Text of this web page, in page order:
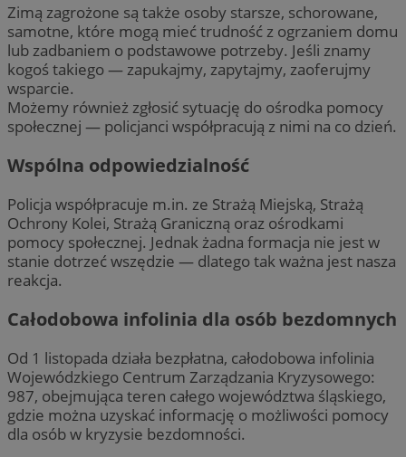
Zimą zagrożone są także osoby starsze, schorowane,
samotne, które mogą mieć trudność z ogrzaniem domu
lub zadbaniem o podstawowe potrzeby. Jeśli znamy
kogoś takiego — zapukajmy, zapytajmy, zaoferujmy
wsparcie.
Możemy również zgłosić sytuację do ośrodka pomocy
społecznej — policjanci współpracują z nimi na co dzień.
Wspólna odpowiedzialność
Policja współpracuje m.in. ze Strażą Miejską, Strażą
Ochrony Kolei, Strażą Graniczną oraz ośrodkami
pomocy społecznej. Jednak żadna formacja nie jest w
stanie dotrzeć wszędzie — dlatego tak ważna jest nasza
reakcja.
Całodobowa infolinia dla osób bezdomnych
Od 1 listopada działa bezpłatna, całodobowa infolinia
Wojewódzkiego Centrum Zarządzania Kryzysowego:
987, obejmująca teren całego województwa śląskiego,
gdzie można uzyskać informację o możliwości pomocy
dla osób w kryzysie bezdomności.